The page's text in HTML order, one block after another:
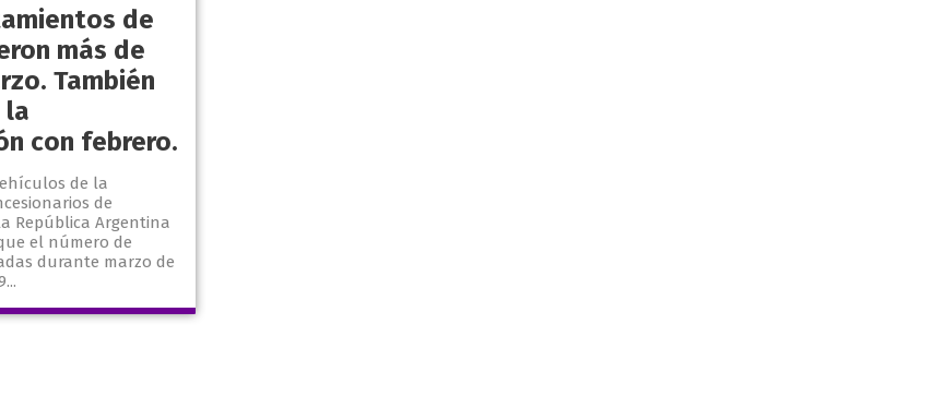
de
más de
También
la
con febrero.
de la
de
República Argentina
el número de
durante marzo de